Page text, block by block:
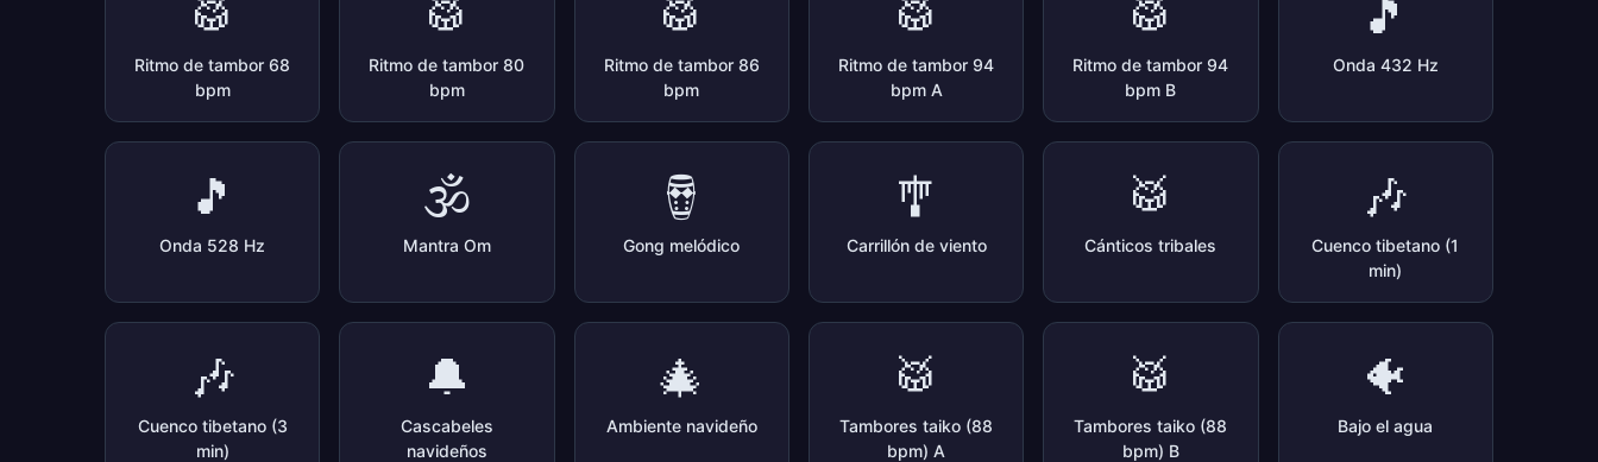
🥁
Ritmo de tambor 68
bpm
🥁
Ritmo de tambor 80
bpm
🥁
Ritmo de tambor 86
bpm
🥁
Ritmo de tambor 94
bpm A
🥁
Ritmo de tambor 94
bpm B
🎵
Onda 432 Hz
🎵
Onda 528 Hz
🕉️
Mantra Om
🪘
Gong melódico
🎐
Carrillón de viento
🥁
Cánticos tribales
🎶
Cuenco tibetano (1
min)
🎶
Cuenco tibetano (3
min)
🔔
Cascabeles
navideños
🎄
Ambiente navideño
🥁
Tambores taiko (88
bpm) A
🥁
Tambores taiko (88
bpm) B
🐠
Bajo el agua